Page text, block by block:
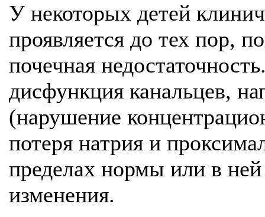
У некоторых детей
проявляется до тех пор,
почечная
дисфункция канальцев,
(нарушение
потеря натрия и
пределах нормы или в
изменения.